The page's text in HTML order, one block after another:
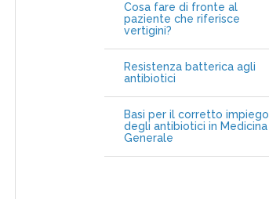
Cosa fare di fronte al
paziente che riferisce
vertigini?
Resistenza batterica agli
antibiotici
Basi per il corretto impiego
degli antibiotici in Medicina
Generale